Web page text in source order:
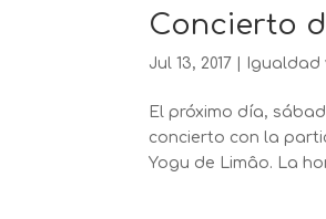
Concierto
Jul 13, 2017 Igualdad
El próximo día,
concierto con la
Yogu de Limâo. La